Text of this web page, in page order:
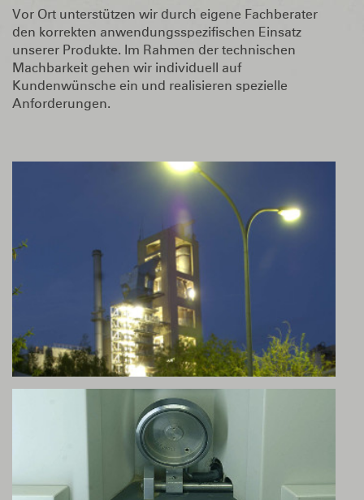
Vor Ort unterstützen wir durch eigene Fachberater
den korrekten anwendungsspezifischen Einsatz
unserer Produkte. Im Rahmen der technischen
Machbarkeit gehen wir individuell auf
Kundenwünsche ein und realisieren spezielle
Anforderungen.